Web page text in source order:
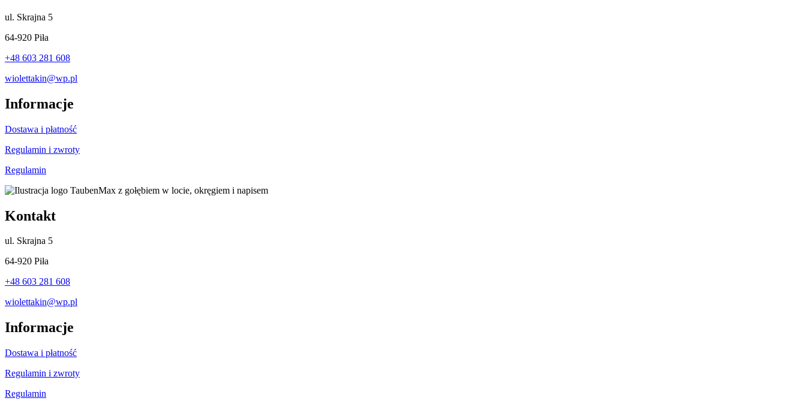
ul. Skrajna 5
64-920 Piła
+48 603 281 608
wiolettakin@wp.pl
Informacje
Dostawa i płatność
Regulamin i zwroty
Regulamin
Kontakt
ul. Skrajna 5
64-920 Piła
+48 603 281 608
wiolettakin@wp.pl
Informacje
Dostawa i płatność
Regulamin i zwroty
Regulamin